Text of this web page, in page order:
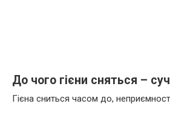
До чого гієни сняться –
Гієна сниться часом до,